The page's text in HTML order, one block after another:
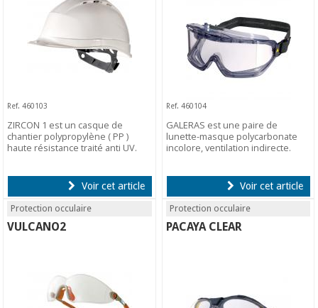
Ref. 460103
ZIRCON 1 est un casque de
chantier polypropylène ( PP )
haute résistance traité anti UV.
Voir cet article
Ref. 460104
GALERAS est une paire de
lunette-masque polycarbonate
incolore, ventilation indirecte.
Voir cet article
Protection occulaire
VULCANO2
Protection occulaire
PACAYA CLEAR